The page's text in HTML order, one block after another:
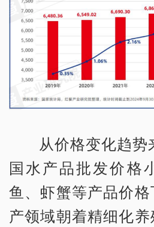
从价格变化趋势
国水产品批发价格
鱼、虾蟹等产品价
产领域朝着精细化